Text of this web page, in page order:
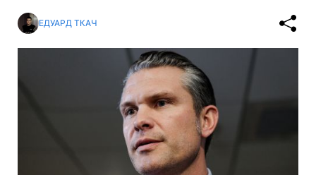
ЕДУАРД ТКАЧ